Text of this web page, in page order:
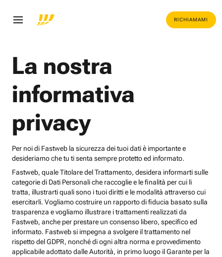
RICHIAMAMI
La nostra
informativa
privacy
Per noi di Fastweb la sicurezza dei tuoi dati è importante e
desideriamo che tu ti senta sempre protetto ed informato.
Fastweb, quale Titolare del Trattamento, desidera informarti sulle
categorie di Dati Personali che raccoglie e le finalità per cui li
tratta, illustrarti quali sono i tuoi diritti e le modalità attraverso cui
esercitarli. Vogliamo costruire un rapporto di fiducia basato sulla
trasparenza e vogliamo illustrare i trattamenti realizzati da
Fastweb, anche per prestare un consenso libero, specifico ed
informato. Fastweb si impegna a svolgere il trattamento nel
rispetto del GDPR, nonché di ogni altra norma e provvedimento
applicabile adottato dalle Autorità, in primo luogo il Garante per la